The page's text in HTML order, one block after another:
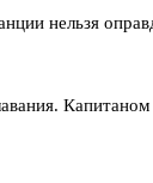
нельзя